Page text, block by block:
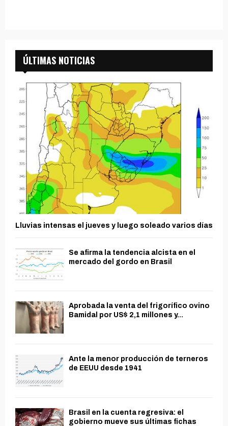
ÚLTIMAS NOTICIAS
Lluvias intensas el jueves y luego soleado varios días
Se afirma la tendencia alcista en el
mercado del gordo en Brasil
Aprobada la venta del frigorífico ovino
Bamidal por US$ 2,1 millones y...
Ante la menor producción de terneros
de EEUU desde 1941
Brasil en la cuenta regresiva: el
gobierno mueve sus últimas fichas